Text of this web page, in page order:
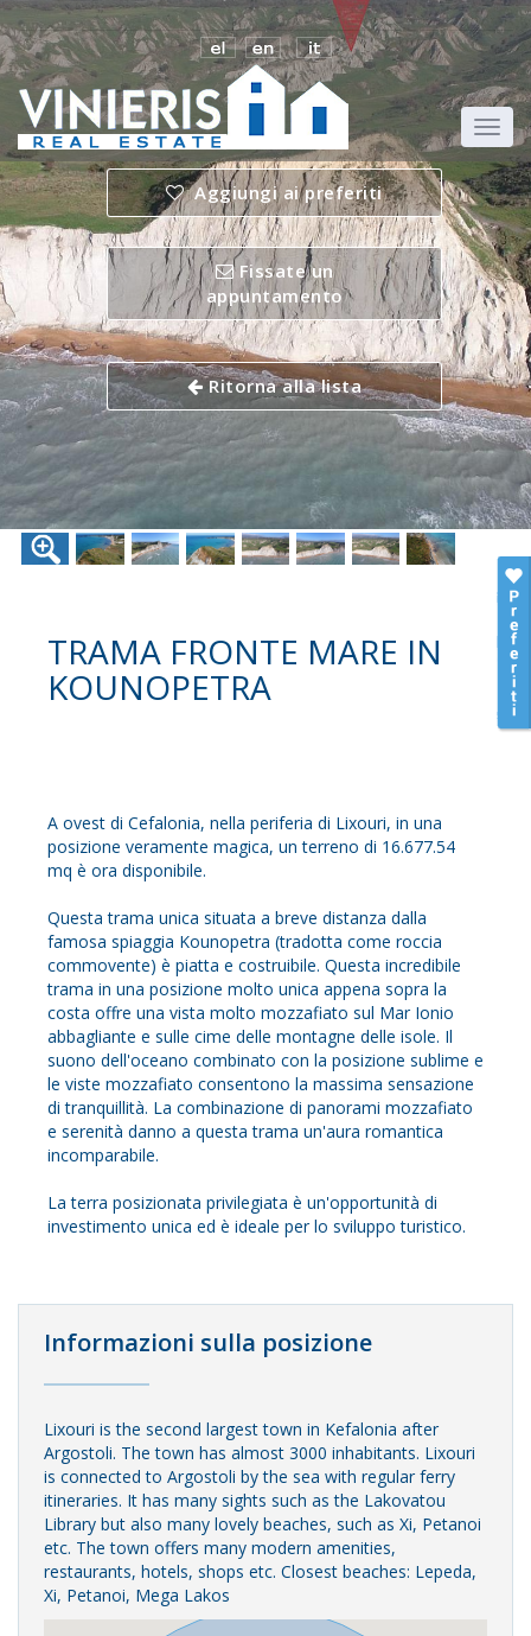
Aggiungi ai preferiti
Fissate un
appuntamento
Ritorna alla lista
TRAMA FRONTE MARE IN
KOUNOPETRA
A ovest di Cefalonia, nella periferia di Lixouri, in una
posizione veramente magica, un terreno di 16.677.54
mq è ora disponibile.
Questa trama unica situata a breve distanza dalla
famosa spiaggia Kounopetra (tradotta come roccia
commovente) è piatta e costruibile. Questa incredibile
trama in una posizione molto unica appena sopra la
costa offre una vista molto mozzafiato sul Mar Ionio
abbagliante e sulle cime delle montagne delle isole. Il
suono dell'oceano combinato con la posizione sublime e
le viste mozzafiato consentono la massima sensazione
di tranquillità. La combinazione di panorami mozzafiato
e serenità danno a questa trama un'aura romantica
incomparabile.
La terra posizionata privilegiata è un'opportunità di
investimento unica ed è ideale per lo sviluppo turistico.
Informazioni sulla posizione
Lixouri is the second largest town in Kefalonia after
Argostoli. The town has almost 3000 inhabitants. Lixouri
is connected to Argostoli by the sea with regular ferry
itineraries. It has many sights such as the Lakovatou
Library but also many lovely beaches, such as Xi, Petanoi
etc. The town offers many modern amenities,
restaurants, hotels, shops etc. Closest beaches: Lepeda,
Xi, Petanoi, Mega Lakos